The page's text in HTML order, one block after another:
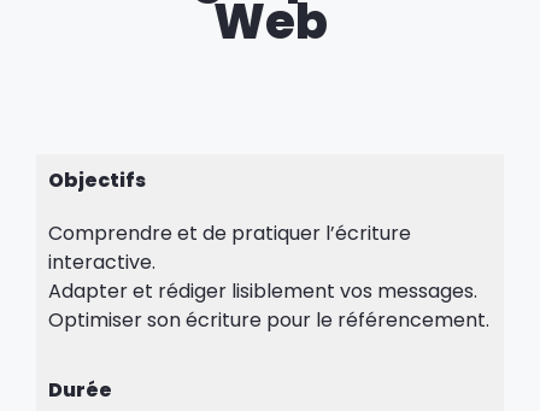
Web
Objectifs
Comprendre et de pratiquer l’écriture
interactive.
Adapter et rédiger lisiblement vos messages.
Optimiser son écriture pour le référencement.
Durée